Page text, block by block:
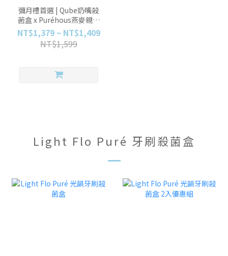
彌月禮首選 | Qube奶嘴殺
菌盒 x Puréhous燕麥親膚
奶瓶清潔液 (款式可任選)
NT$1,379 ~ NT$1,409
NT$1,599
Light Flo Puré 牙刷殺菌盒